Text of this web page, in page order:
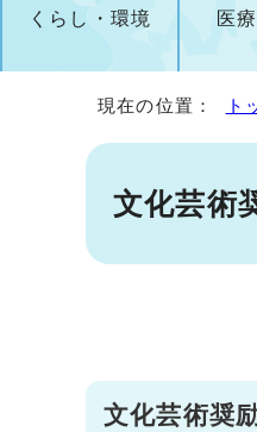
くらし・環境 医
現在の位置： ト
文化芸術
文化芸術奨